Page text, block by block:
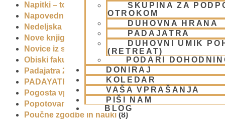
SKUPINA ZA
OTROKOM
DUHOVNA HRANA
PADAJATRA
DUHOVNI UMIK
(RETREAT)
PODARI
DONIRAJ
KOLEDAR
VAŠA VPRAŠANJA
PIŠI NAM
BLOG
Napitki – topli
Napovednik
Nedeljska predavanja in festivali(1)
Nove knjige
Novice iz skupnosti
(1)
Obiski fakultete – šole
Padajatra 2008
PADAYATRA
(3)
Pogosta vprašanja(2)
Popotovanja
(1)
Poučne zgodbe in nauki (8)